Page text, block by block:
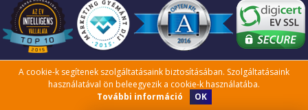
A cookie-k segítenek szolgáltatásaink biztosításában. Szolgáltatásaink
használatával ön beleegyezik a cookie-k használatába.
További információ
OK